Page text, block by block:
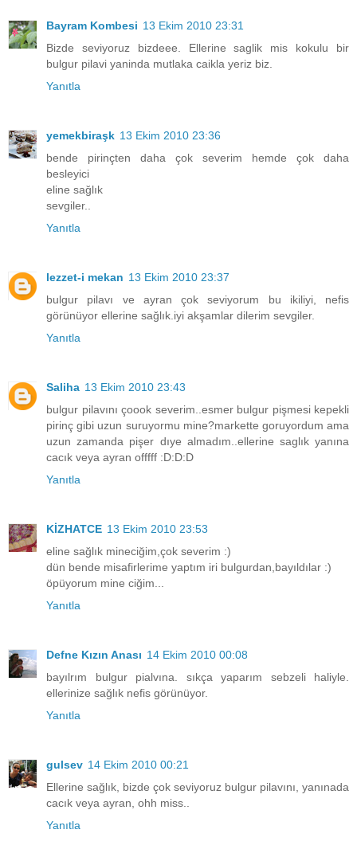
Bayram Kombesi 13 Ekim 2010 23:31
Bizde seviyoruz bizdeee. Ellerine saglik mis kokulu bir
bulgur pilavi yaninda mutlaka caikla yeriz biz.
Yanıtla
yemekbiraşk 13 Ekim 2010 23:36
bende pirinçten daha çok severim hemde çok daha
besleyici
eline sağlık
sevgiler..
Yanıtla
lezzet-i mekan 13 Ekim 2010 23:37
bulgur pilavı ve ayran çok seviyorum bu ikiliyi, nefis
görünüyor ellerine sağlık.iyi akşamlar dilerim sevgiler.
Yanıtla
Saliha 13 Ekim 2010 23:43
bulgur pilavını çoook severim..esmer bulgur pişmesi kepekli
pirinç gibi uzun suruyormu mine?markette goruyordum ama
uzun zamanda pişer dıye almadım..ellerine saglık yanına
cacık veya ayran offfff :D:D:D
Yanıtla
KİZHATCE 13 Ekim 2010 23:53
eline sağlık mineciğim,çok severim :)
dün bende misafirlerime yaptım iri bulgurdan,bayıldılar :)
öpüyorum mine ciğim...
Yanıtla
Defne Kızın Anası 14 Ekim 2010 00:08
bayılrım bulgur pialvına. sıkça yaparım sebzeli haliyle.
ellerinize sağlık nefis görünüyor.
Yanıtla
gulsev 14 Ekim 2010 00:21
Ellerine sağlık, bizde çok seviyoruz bulgur pilavını, yanınada
cacık veya ayran, ohh miss..
Yanıtla